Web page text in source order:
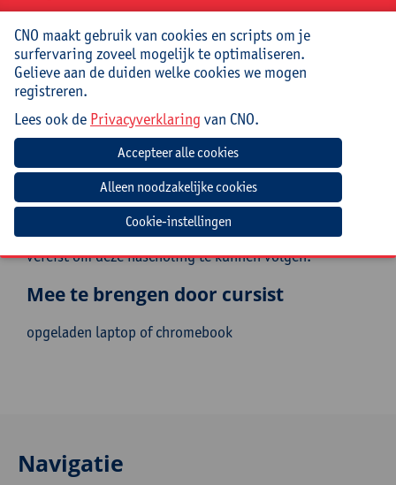
Doelgroep
Leerkrachten wiskunde, wetenschappen, informatica
en STEM van de 2de en 3de graad van het secundair
onderwijs. Ook pedagogische begeleiders en
onderwijsinspectie betreffende diezelfde disciplines
De deelnemer moet in staat zijn om vrij eenvoudige
wiskundige concepten van het secundair onderwijs te
begrijpen en toe te passen, zoals matrices en
afgeleiden. Er is geen voorkennis programmeren
vereist om deze nascholing te kunnen volgen.
Mee te brengen door cursist
opgeladen laptop of chromebook
Navigatie
CNO maakt gebruik van cookies en scripts om je
surfervaring zoveel mogelijk te optimaliseren.
Gelieve aan de duiden welke cookies we mogen
registreren.
Lees ook de Privacyverklaring van CNO.
Cookie-instellingen